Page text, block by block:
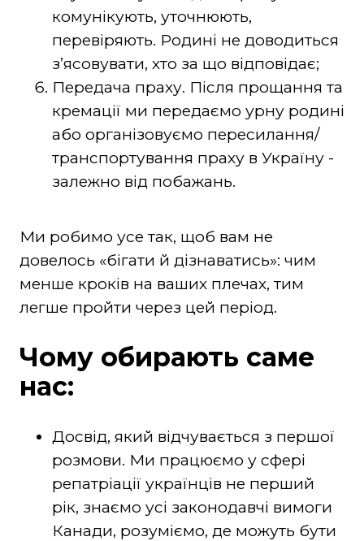
комунікують, уточнюють,
перевіряють. Родині не доводиться
зʼясовувати, хто за що відповідає;
Передача праху. Після прощання та
кремації ми передаємо урну родині
або організовуємо пересилання/
транспортування праху в Україну -
залежно від побажань.
Ми робимо усе так, щоб вам не
довелось «бігати й дізнаватись»: чим
менше кроків на ваших плечах, тим
легше пройти через цей період.
Чому обирають саме
нас:
Досвід, який відчувається з першої
розмови. Ми працюємо у сфері
репатріації українців не перший
рік, знаємо усі законодавчі вимоги
Канади, розуміємо, де можуть бути